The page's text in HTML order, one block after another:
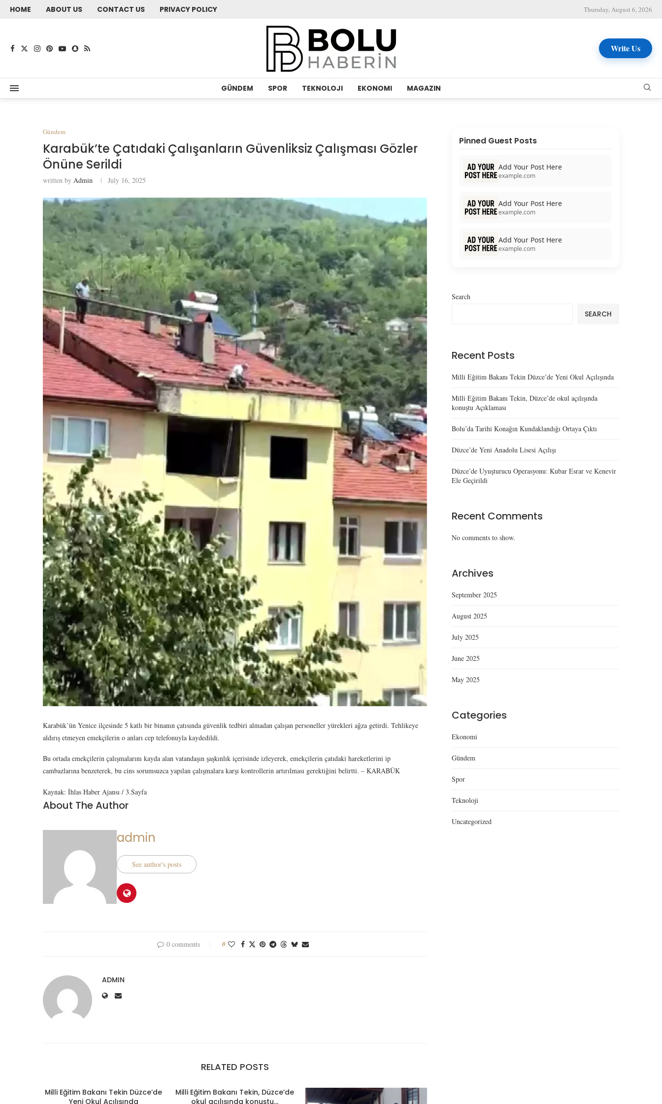
HOME ABOUT US CONTACT US PRIVACY POLICY Thursday, August 6, 2026
Write Us
GÜNDEM SPOR TEKNOLOJI EKONOMI MAGAZIN
Gündem
Karabük’te Çatıdaki Çalışanların Güvenliksiz Çalışması Gözler
Önüne Serildi
written by Admin July 16, 2025
Karabük’ün Yenice ilçesinde 5 katlı bir binanın çatısında güvenlik tedbiri almadan çalışan personeller yürekleri ağza getirdi. Tehlikeye
aldırış etmeyen emekçilerin o anları cep telefonuyla kaydedildi.
Bu ortada emekçilerin çalışmalarını kayda alan vatandaşın şaşkınlık içerisinde izleyerek, emekçilerin çatıdaki hareketlerini ip
cambazlarına benzeterek, bu cins sorumsuzca yapılan çalışmalara karşı kontrollerin artırılması gerektiğini belirtti. – KARABÜK
Kaynak: İhlas Haber Ajansı / 3.Sayfa
About The Author
admin
See author's posts
0 comments 0
ADMIN
RELATED POSTS
Milli Eğitim Bakanı Tekin Düzce’de
Yeni Okul Açılışında
Milli Eğitim Bakanı Tekin, Düzce’de
okul açılışında konuştu...
Pinned Guest Posts
Add Your Post Here
example.com
Add Your Post Here
example.com
Add Your Post Here
example.com
Search
SEARCH
Recent Posts
Milli Eğitim Bakanı Tekin Düzce’de Yeni Okul Açılışında
Milli Eğitim Bakanı Tekin, Düzce’de okul açılışında
konuştu Açıklaması
Bolu’da Tarihi Konağın Kundaklandığı Ortaya Çıktı
Düzce’de Yeni Anadolu Lisesi Açılışı
Düzce’de Uyuşturucu Operasyonu: Kubar Esrar ve Kenevir
Ele Geçirildi
Recent Comments
No comments to show.
Archives
September 2025
August 2025
July 2025
June 2025
May 2025
Categories
Ekonomi
Gündem
Spor
Teknoloji
Uncategorized